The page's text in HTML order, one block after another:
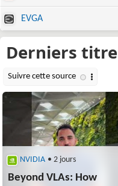
EVGA
NVIDIA • 2 jours
Beyond VLAs: How